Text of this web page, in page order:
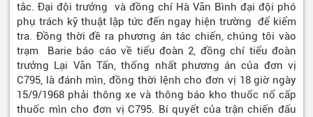
tắc. Đại đội trưởng và đồng chí Hà Văn Bình đại đội phó
phụ trách kỹ thuật lập tức đến ngay hiện trường để kiểm
tra. Đồng thời đề ra phương án tác chiến, chúng tôi vào
trạm Barie báo cáo về tiểu đoàn 2, đồng chí tiểu đoàn
trưởng Lại Văn Tấn, thống nhất phương án của đơn vị
C795, là đánh mìn, đồng thời lệnh cho đơn vị 18 giờ ngày
15/9/1968 phải thông xe và thông báo kho thuốc nổ cấp
thuốc mìn cho đơn vị C795. Bí quyết của trận chiến đấu